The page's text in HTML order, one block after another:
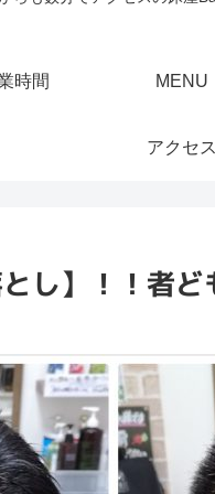
時間 MENU
アクセス
し】！！者